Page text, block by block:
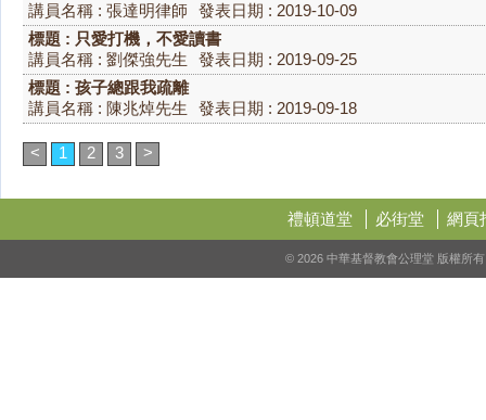
講員名稱 : 張達明律師
發表日期 : 2019-10-09
標題 : 只愛打機，不愛讀書
講員名稱 : 劉傑強先生
發表日期 : 2019-09-25
標題 : 孩子總跟我疏離
講員名稱 : 陳兆焯先生
發表日期 : 2019-09-18
< 1 2 3 >
禮頓道堂 必街堂 網頁
© 2026 中華基督教會公理堂 版權所